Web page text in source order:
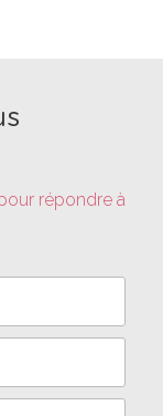
répondre à